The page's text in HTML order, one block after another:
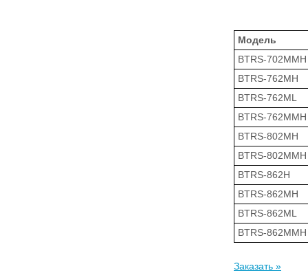
Модель
BTRS-702MMH
BTRS-762MH
BTRS-762ML
BTRS-762MMH
BTRS-802MH
BTRS-802MMH
BTRS-862H
BTRS-862MH
BTRS-862ML
BTRS-862MMH
Заказать »